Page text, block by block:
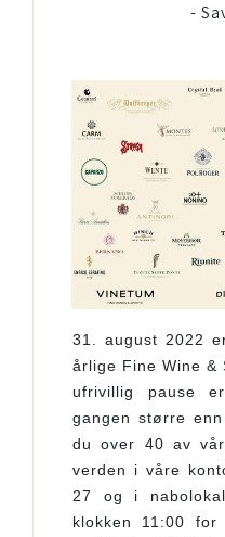
-
31. august 2022
årlige Fine Wine &
ufrivillig pause
gangen større
du over 40 av
verden i våre
27 og i
klokken 11:00 for